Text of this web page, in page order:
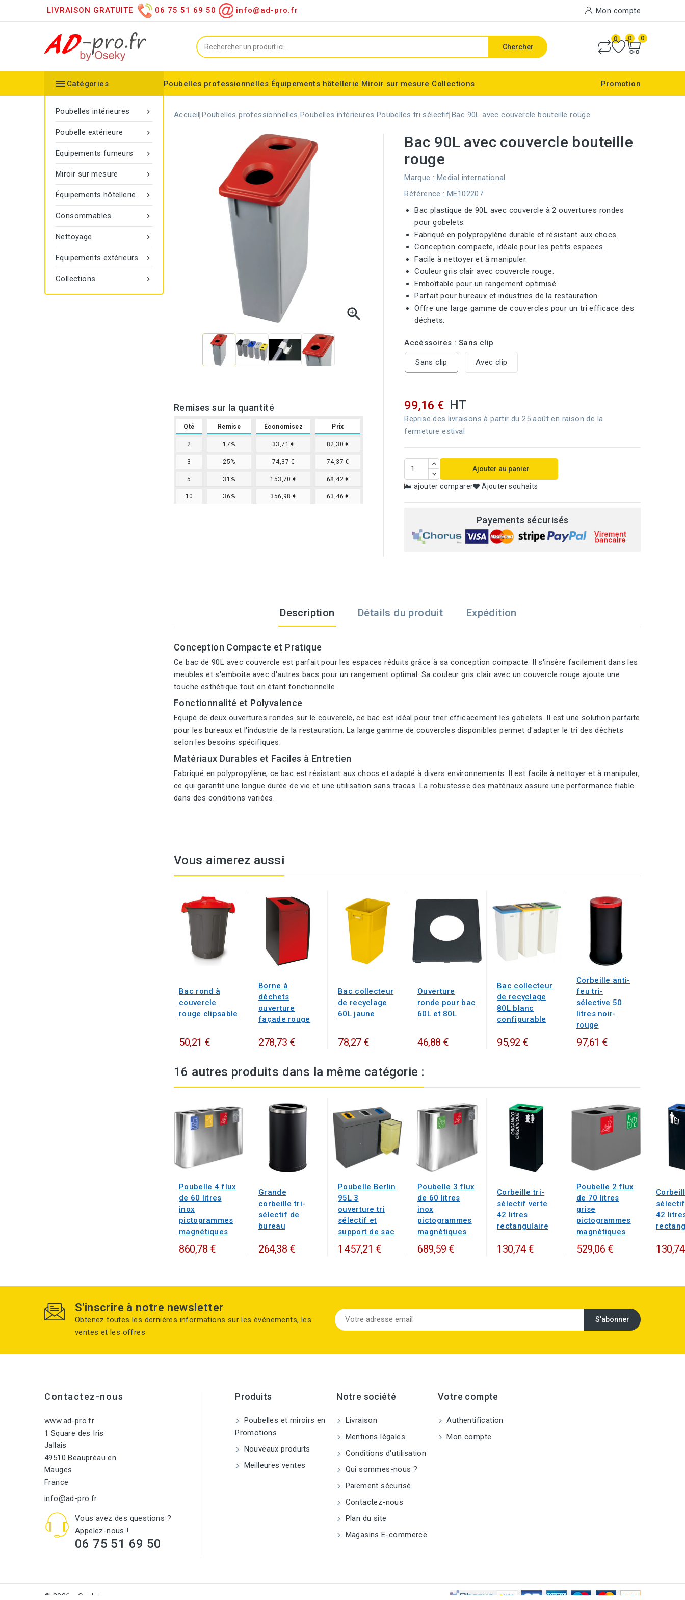
LIVRAISON GRATUITE 06 75 51 69 50 info@ad-pro.fr Mon compte
Chercher
0 0 0
Poubelles professionnelles Équipements hôtellerie Miroir sur mesure Collections Promotion
 Catégories

Poubelles intérieures

Poubelle extérieure

Equipements fumeurs

Miroir sur mesure

Équipements hôtellerie

Consommables

Nettoyage

Equipements extérieurs

Collections
Accueil Poubelles professionnelles Poubelles intérieures Poubelles tri sélectif Bac 90L avec couvercle bouteille rouge

Remises sur la quantité
Qté Remise Économisez Prix
2 17% 33,71 € 82,30 €
3 25% 74,37 € 74,37 €
5 31% 153,70 € 68,42 €
10 36% 356,98 € 63,46 €
Bac 90L avec couvercle bouteille
rouge
Marque : Medial international
Référence : ME102207
Bac plastique de 90L avec couvercle à 2 ouvertures rondes
pour gobelets.
Fabriqué en polypropylène durable et résistant aux chocs.
Conception compacte, idéale pour les petits espaces.
Facile à nettoyer et à manipuler.
Couleur gris clair avec couvercle rouge.
Emboîtable pour un rangement optimisé.
Parfait pour bureaux et industries de la restauration.
Offre une large gamme de couvercles pour un tri efficace des
déchets.
Accéssoires : Sans clip
Sans clip Avec clip
99,16 € HT
Reprise des livraisons à partir du 25 août en raison de la
fermeture estival
Ajouter au panier
ajouter comparer Ajouter souhaits
Payements sécurisés
Description Détails du produit Expédition
Conception Compacte et Pratique
Ce bac de 90L avec couvercle est parfait pour les espaces réduits grâce à sa conception compacte. Il s'insère facilement dans les
meubles et s'emboîte avec d'autres bacs pour un rangement optimal. Sa couleur gris clair avec un couvercle rouge ajoute une
touche esthétique tout en étant fonctionnelle.
Fonctionnalité et Polyvalence
Equipé de deux ouvertures rondes sur le couvercle, ce bac est idéal pour trier efficacement les gobelets. Il est une solution parfaite
pour les bureaux et l'industrie de la restauration. La large gamme de couvercles disponibles permet d'adapter le tri des déchets
selon les besoins spécifiques.
Matériaux Durables et Faciles à Entretien
Fabriqué en polypropylène, ce bac est résistant aux chocs et adapté à divers environnements. Il est facile à nettoyer et à manipuler,
ce qui garantit une longue durée de vie et une utilisation sans tracas. La robustesse des matériaux assure une performance fiable
dans des conditions variées.
Vous aimerez aussi
Bac rond à
couvercle
rouge clipsable
50,21 €
Borne à
déchets
ouverture
façade rouge
278,73 €
Bac collecteur
de recyclage
60L jaune
78,27 €
Ouverture
ronde pour bac
60L et 80L
46,88 €
Bac collecteur
de recyclage
80L blanc
configurable
95,92 €
Corbeille anti-
feu tri-
sélective 50
litres noir-
rouge
97,61 €
16 autres produits dans la même catégorie :
Poubelle 4 flux
de 60 litres
inox
pictogrammes
magnétiques
860,78 €
Grande
corbeille tri-
sélectif de
bureau
264,38 €
Poubelle Berlin
95L 3
ouverture tri
sélectif et
support de sac
1 457,21 €
Poubelle 3 flux
de 60 litres
inox
pictogrammes
magnétiques
689,59 €
Corbeille tri-
sélectif verte
42 litres
rectangulaire
130,74 €
Poubelle 2 flux
de 70 litres
grise
pictogrammes
magnétiques
529,06 €
42
S'inscrire à notre newsletter
Obtenez toutes les dernières informations sur les événements, les
ventes et les offres
Contactez-nous
www.ad-pro.fr
1 Square des Iris
Jallais
49510 Beaupréau en
Mauges
France
info@ad-pro.fr
Vous avez des questions ?
Appelez-nous !
06 75 51 69 50
Produits
Poubelles et miroirs en
Promotions
Nouveaux produits
Meilleures ventes
Notre société
Livraison
Mentions légales
Conditions d'utilisation
Qui sommes-nous ?
Paiement sécurisé
Contactez-nous
Plan du site
Magasins E-commerce
Votre compte
Authentification
Mon compte
© 2026 - Oseky